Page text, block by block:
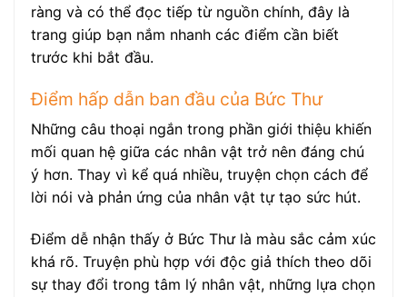
ràng và có thể đọc tiếp từ nguồn chính, đây là
trang giúp bạn nắm nhanh các điểm cần biết
trước khi bắt đầu.
Điểm hấp dẫn ban đầu của Bức Thư
Những câu thoại ngắn trong phần giới thiệu khiến
mối quan hệ giữa các nhân vật trở nên đáng chú
ý hơn. Thay vì kể quá nhiều, truyện chọn cách để
lời nói và phản ứng của nhân vật tự tạo sức hút.
Điểm dễ nhận thấy ở Bức Thư là màu sắc cảm xúc
khá rõ. Truyện phù hợp với độc giả thích theo dõi
sự thay đổi trong tâm lý nhân vật, những lựa chọn